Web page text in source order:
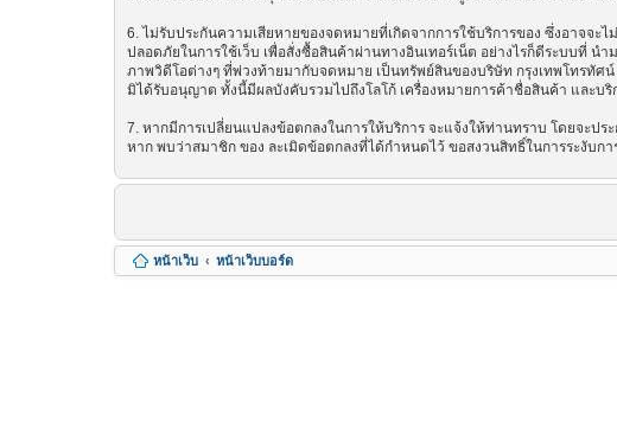
6. ไม่รับประกันความเสียหายของจดหมายที่เกิดจากการใช้บริการของ ซึ่งอาจจะ
ปลอดภัยในการใช้เว็บ เพื่อสั่งซื้อสินค้าผ่านทางอินเทอร์เน็ต อย่างไรก็ดีระบบที่
ภาพวิดีโอต่างๆ ที่พ่วงท้ายมากับจดหมาย เป็นทรัพย์สินของบริษัท กรุงเทพโทรทัศ
มิได้รับอนุญาต ทั้งนี้มีผลบังคับรวมไปถึงโลโก้ เครื่องหมายการค้าชื่อสินค้า และบริ
7. หากมีการเปลี่ยนแปลงข้อตกลงในการให้บริการ จะแจ้งให้ท่านทราบ โดยจะ
หาก พบว่าสมาชิก ของ ละเมิดข้อตกลงที่ได้กำหนดไว้ ขอสงวนสิทธิ์ในการระงับก
หน้าเว็บ หน้าเว็บบอร์ด